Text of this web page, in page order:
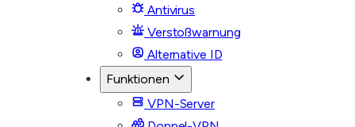
Antivirus
Verstoßwarnung
Alternative ID
Funktionen
VPN-Server